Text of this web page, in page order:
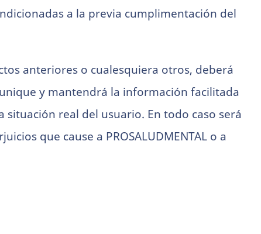
a la previa cumplimentación del
anteriores o cualesquiera otros, deberá
y mantendrá la información facilitada
situación real del usuario. En todo caso será
que cause a PROSALUDMENTAL o a